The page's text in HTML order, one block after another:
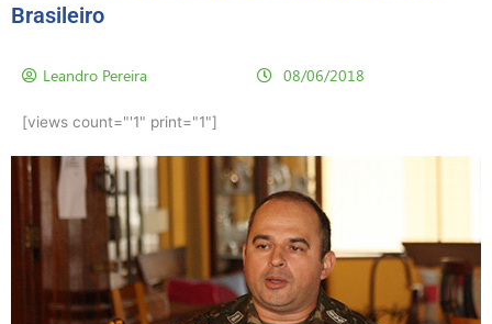
Brasileiro
Leandro Pereira
[views count="'1" print="1"]
08/06/2018